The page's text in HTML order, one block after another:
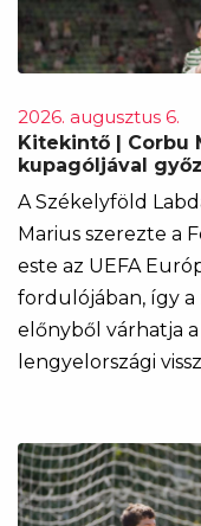
2026. augusztus 6.
Kitekintő | Corbu
kupagóljával
A Székelyföld
Marius szerezte a
este az UEFA
fordulójában, így a
előnyből várhatja
lengyelországi